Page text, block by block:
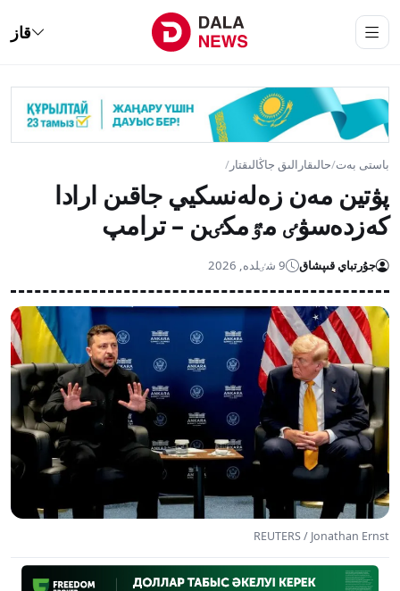
قاز
باستى بەت/حالىقارالىق جاڭالىقتار /
پۋتين مەن زەلەنسكيي جاقىن ارادا
كەزدەسۋٸ مٷمكٸن – ترامپ
جۇرتباي قىپشاق 9 شٸلدە, 2026
REUTERS / Jonathan Ernst